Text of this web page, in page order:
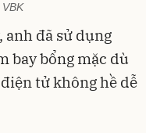
anh đã sử dụng
bay bổng mặc dù
tử không hề dễ